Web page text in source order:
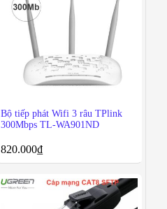
Bộ tiếp phát Wifi 3 râu TPlink
300Mbps TL-WA901ND
820.000₫